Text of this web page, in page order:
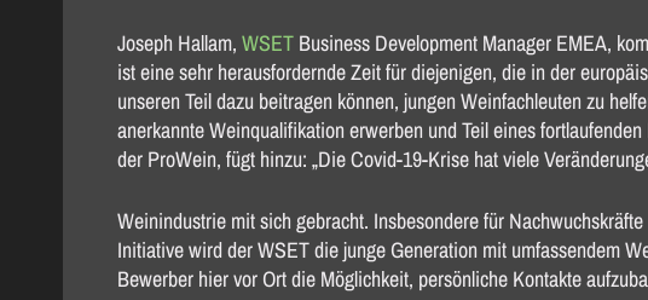
Joseph Hallam, WSET Business Development Manager EMEA,
ist eine sehr herausfordernde Zeit für diejenigen, die in der
unseren Teil dazu beitragen können, jungen Weinfachleuten zu
anerkannte Weinqualifikation erwerben und Teil eines
der ProWein, fügt hinzu: „Die Covid-19-Krise hat viele
Weinindustrie mit sich gebracht. Insbesondere für
Initiative wird der WSET die junge Generation mit umfassendem
Bewerber hier vor Ort die Möglichkeit, persönliche Kontakte